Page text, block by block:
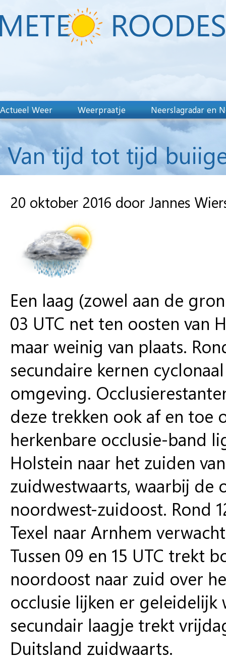
Actueel Weer Weerpraatje Neerslagradar en
Van tijd tot tijd
20 oktober 2016 door Jannes
Een laag (zowel aan de
03 UTC net ten oosten van
maar weinig van plaats.
secundaire kernen
omgeving.
deze trekken ook af en toe
herkenbare occlusie-band
Holstein naar het zuiden
zuidwestwaarts, waarbij de
noordwest-zuidoost. Rond
Texel naar Arnhem
Tussen 09 en 15 UTC trekt
noordoost naar zuid over
occlusie lijken er
secundair laagje trekt
Duitsland zuidwaarts.